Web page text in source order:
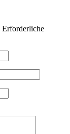
Erforderliche